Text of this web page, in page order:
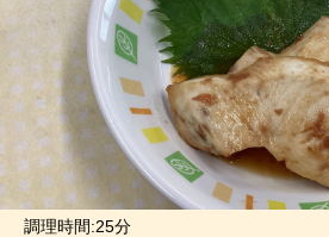
調理時間:25分